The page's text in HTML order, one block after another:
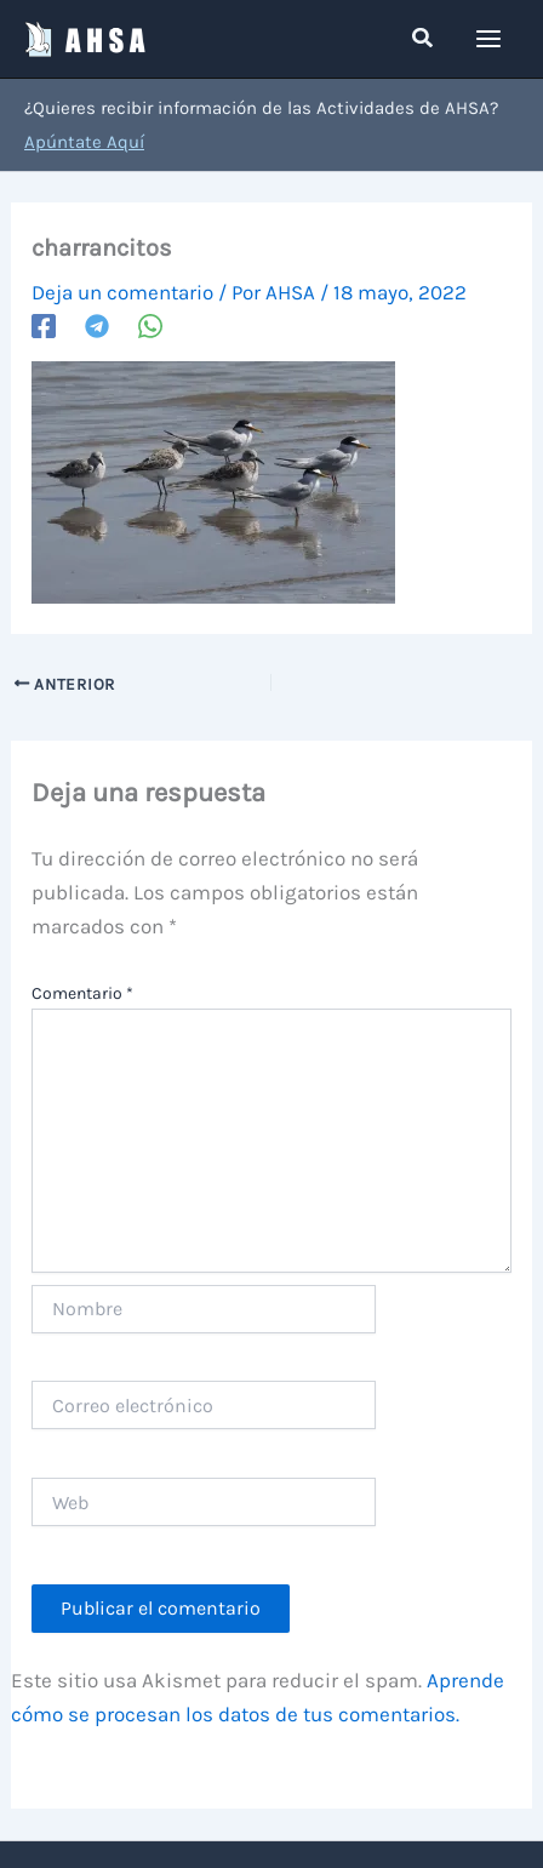
contenido
Buscar
¿Quieres recibir información de las Actividades de AHSA?
Apúntate Aquí
charrancitos
Deja un comentario / Por AHSA /18 mayo, 2022
ANTERIOR
Deja una respuesta
Tu dirección de correo electrónico no será
publicada. Los campos obligatorios están
marcados con *
Comentario *
electrónico
Este sitio usa Akismet para reducir el spam.Aprende
cómo se procesan los datos de tus comentarios.